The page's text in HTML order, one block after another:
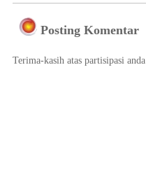
Posting Komentar
Terima-kasih atas partisipasi anda